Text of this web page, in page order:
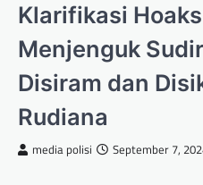
Klarifikasi
Menjenguk
Disiram dan
Rudiana
media polisi September 7,